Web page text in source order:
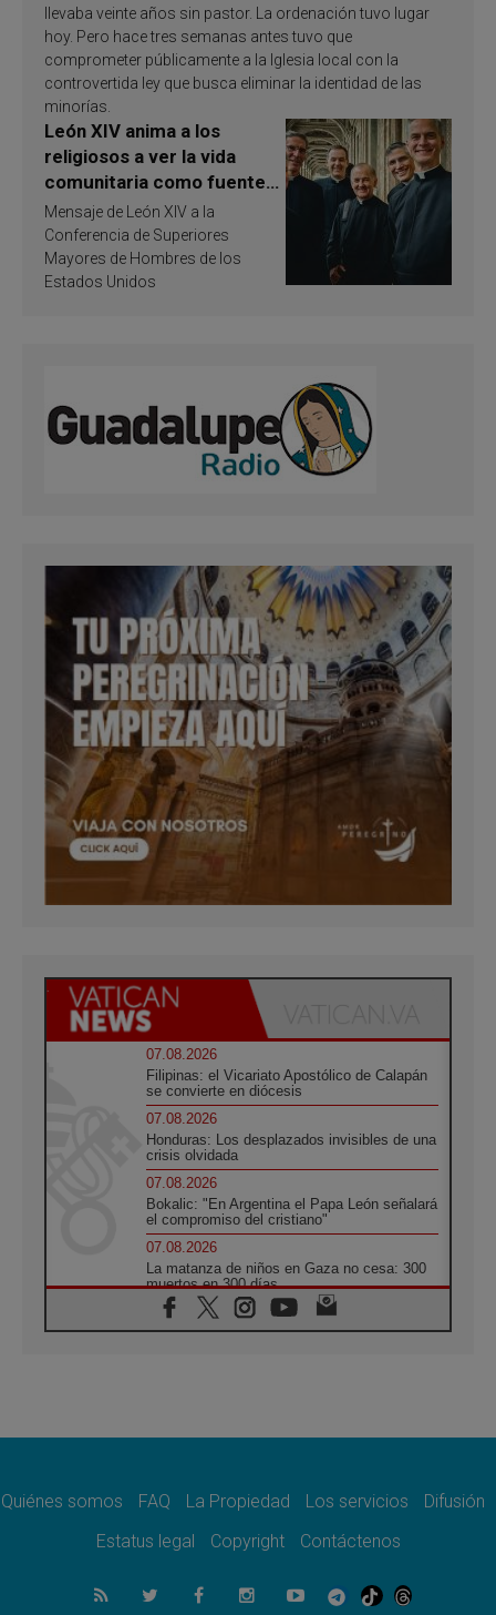
llevaba veinte años sin pastor. La ordenación tuvo lugar
hoy. Pero hace tres semanas antes tuvo que
comprometer públicamente a la Iglesia local con la
controvertida ley que busca eliminar la identidad de las
minorías.
León XIV anima a los
religiosos a ver la vida
comunitaria como fuente
de inspiración y
santificación
Mensaje de León XIV a la
Conferencia de Superiores
Mayores de Hombres de los
Estados Unidos
07.08.2026
Filipinas: el Vicariato Apostólico de Calapán
se convierte en diócesis
07.08.2026
Honduras: Los desplazados invisibles de una
crisis olvidada
07.08.2026
Bokalic: "En Argentina el Papa León señalará
el compromiso del cristiano"
07.08.2026
La matanza de niños en Gaza no cesa: 300
muertos en 300 días
07.08.2026
Tagle: La guerra desfigura el mundo, solo la
como misión al servicio del Evangelio
SIGNIS 2026, dar voz a las religiosas en el
07.08.2026
Lanzan un proyecto de empoderamiento
Quiénes somos FAQ La Propiedad Los servicios
Difusión
Estatus legal
Copyright Contáctenos